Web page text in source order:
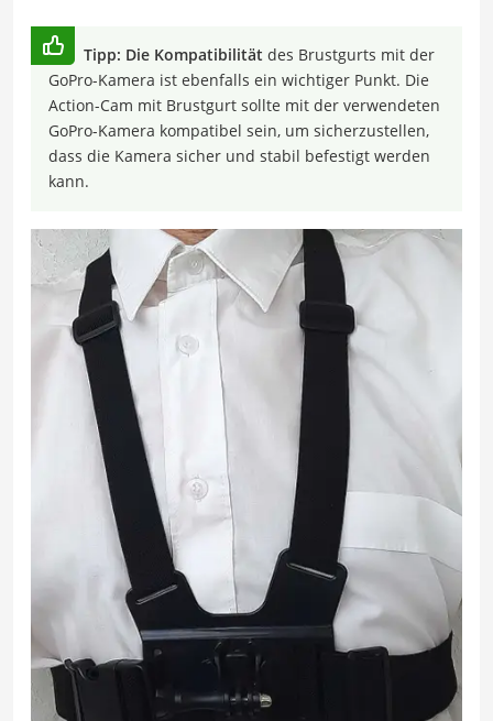
Tipp: Die Kompatibilität des Brustgurts mit der
GoPro-Kamera ist ebenfalls ein wichtiger Punkt. Die
Action-Cam mit Brustgurt sollte mit der verwendeten
GoPro-Kamera kompatibel sein, um sicherzustellen,
dass die Kamera sicher und stabil befestigt werden
kann.